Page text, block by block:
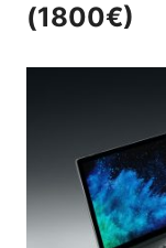
(1800€)